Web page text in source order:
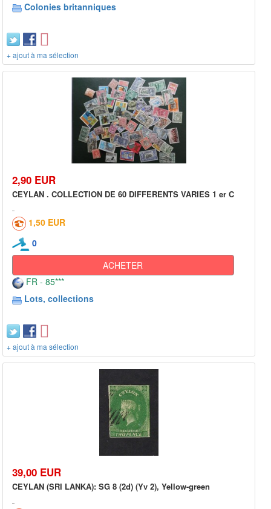
Colonies britanniques
+ ajout à ma sélection
2,90 EUR
CEYLAN . COLLECTION DE 60 DIFFERENTS VARIES 1 er C
1,50 EUR
0
ACHETER
FR - 85***
Lots, collections
+ ajout à ma sélection
39,00 EUR
CEYLAN (SRI LANKA): SG 8 (2d) (Yv 2), Yellow-green